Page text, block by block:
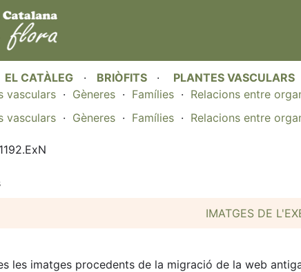
EL CATÀLEG · BRIÒFITS · PLANTES VASCULARS
vasculars· Gèneres· Famílies· Relacions entre
vasculars· Gèneres· Famílies· Relacions entre
IMATGES DE
les imatges procedents de la migració de la web